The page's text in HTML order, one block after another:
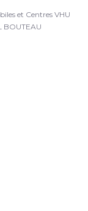
et Centres VHU
BOUTEAU